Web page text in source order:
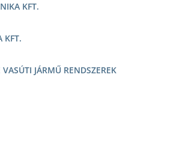
KFT.
KFT.
JÁRMŰ RENDSZEREK